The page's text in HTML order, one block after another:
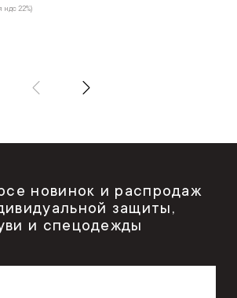
ндс 22%)
новинок и распродаж
защиты,
и спецодежды